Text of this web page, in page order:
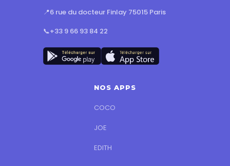
📍6 rue du docteur Finlay 75015 Paris
📞+33 9 66 93 84 22
NOS APPS
COCO
JOE
EDITH